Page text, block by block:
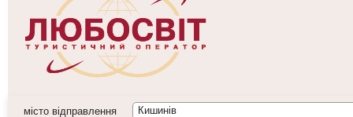
місто відправлення
Кишинiв